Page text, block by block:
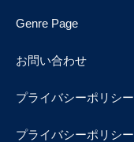
Genre Page
お問い合わせ
プライバシーポリシー
プライバシーポリシー